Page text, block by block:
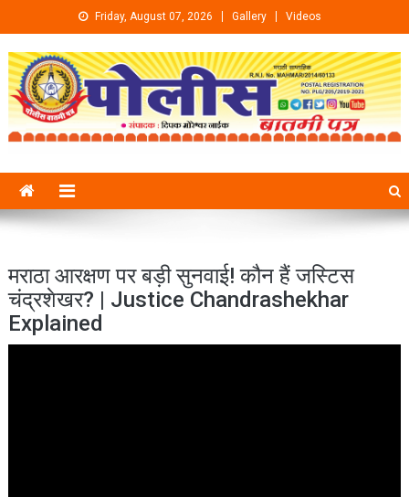
Skip to content Friday, August 07, 2026 Gallery Videos
मराठा आरक्षण पर बड़ी सुनवाई! कौन हैं जस्टिस
चंद्रशेखर? | Justice Chandrashekhar
Explained